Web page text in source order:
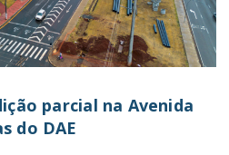
parcial na Avenida
do DAE